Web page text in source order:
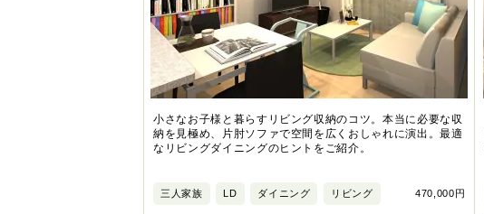
小さなお子様と暮らすリビング収納のコツ。本当に必要な収
納を見極め、片肘ソファで空間を広くおしゃれに演出。最適
なリビングダイニングのヒントをご紹介。
470,000円
三人家族 LD ダイニング リビング